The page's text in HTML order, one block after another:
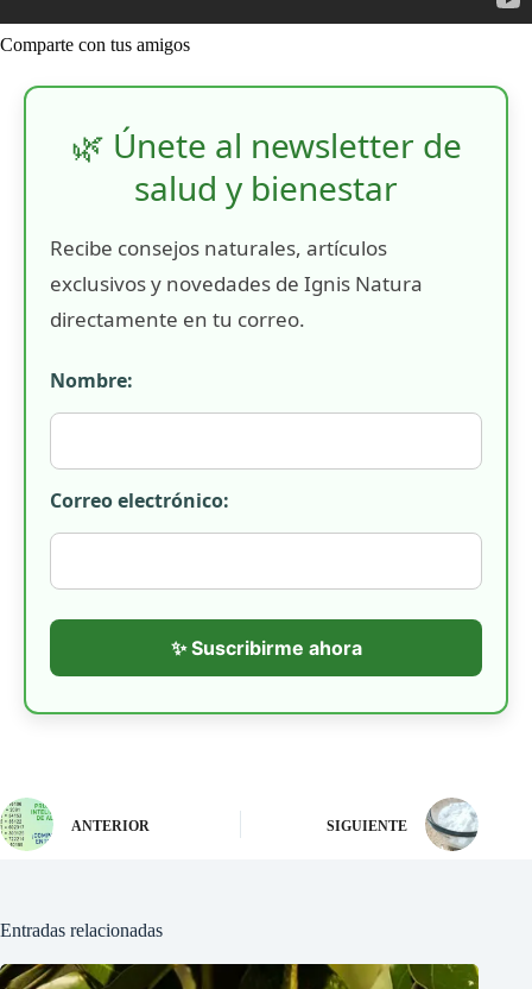
Comparte con tus amigos
🌿 Únete al newsletter de
salud y bienestar
Recibe consejos naturales, artículos
exclusivos y novedades de Ignis Natura
directamente en tu correo.
Nombre:
Correo electrónico:
✨ Suscribirme ahora
ANTERIOR SIGUIENTE
Entradas relacionadas